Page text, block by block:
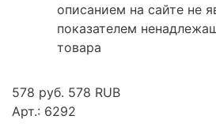
описанием на сайте не
показателем
товара
578 руб. 578 RUB
Арт.: 6292